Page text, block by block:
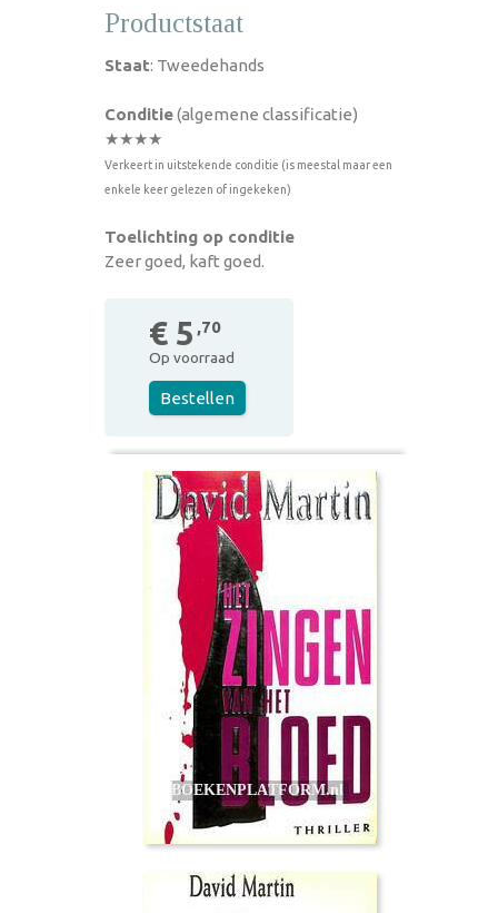
Productstaat
Staat: Tweedehands
Conditie(algemene classificatie)
★★★★
Verkeert in uitstekende conditie (is meestal maar een
enkele keer gelezen of ingekeken)
Toelichting op conditie
Zeer goed, kaft goed.
€ 5 ,70
Op voorraad
Bestellen